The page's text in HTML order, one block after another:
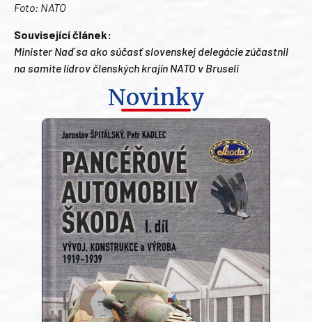
Foto: NATO
Související článek:
Minister Naď sa ako súčasť slovenskej delegácie zúčastnil
na samite lídrov členských krajín NATO v Bruseli
Novinky